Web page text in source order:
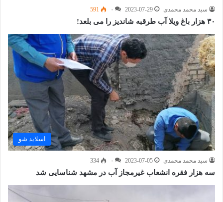
سید محمد محمدی 2023-07-29 ۰ 591
۳۰ هزار باغ ویلا آب طرقبه شاندیز را می بلعد!
اسلاید شو
سید محمد محمدی 2023-07-05 ۰ 334
سه هزار فقره انشعاب غیرمجاز آب در مشهد شناسایی شد